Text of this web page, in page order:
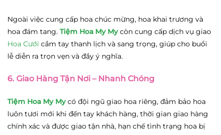
Ngoài việc cung cấp hoa chúc mừng, hoa khai trương và
hoa đám tang. Tiệm Hoa My Mycòn cung cấp dịch vụ giao
Hoa Cưới cầm tay thanh lịch và sang trọng, giúp cho buổi
lễ diễn ra trọn vẹn và đầy ý nghĩa.
6. Giao Hàng Tận Nơi – Nhanh Chóng
Tiệm Hoa My Mycó đội ngũ giao hoa riêng, đảm bảo hoa
luôn tươi mới khi đến tay khách hàng, thời gian giao hàng
chính xác và được giao tận nhà, hạn chế tình trạng hoa bị